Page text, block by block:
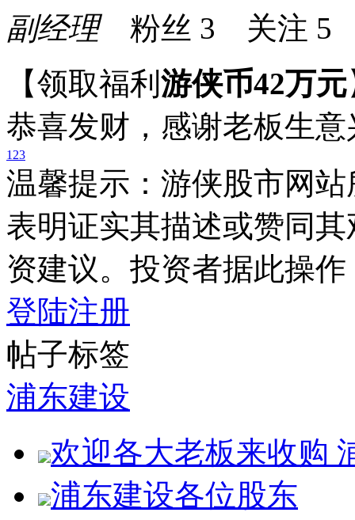
副经理粉丝 3 关注 5
【领取福利 游侠币42万元
恭喜发财，感谢老板生
123
温馨提示：游侠股市网
表明证实其描述或赞同
资建议。投资者据此操
登陆注册
帖子标签
浦东建设
欢迎各大老板来收购
浦东建设各位股东